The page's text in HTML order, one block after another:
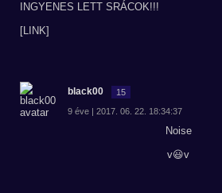
INGYENES LETT SRÁCOK!!!
[LINK]
black00 15
9 éve | 2017. 06. 22. 18:34:37
Noise
v😃v